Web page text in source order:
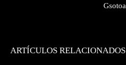
Gsotoa
ARTÍCULOS RELACIONADOS